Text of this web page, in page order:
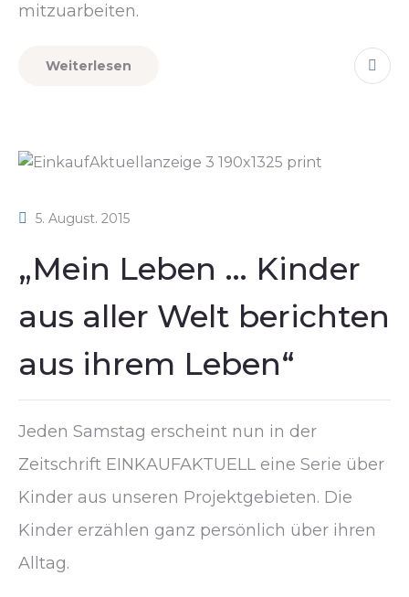
mitzuarbeiten.
Weiterlesen
5. August. 2015
„Mein Leben … Kinder
aus aller Welt berichten
aus ihrem Leben“
Jeden Samstag erscheint nun in der
Zeitschrift EINKAUFAKTUELL eine Serie über
Kinder aus unseren Projektgebieten. Die
Kinder erzählen ganz persönlich über ihren
Alltag.